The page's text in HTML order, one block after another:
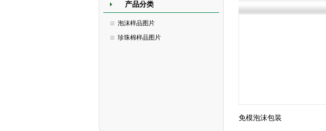
产品分类
泡沫样品图片
珍珠棉样品图片
免模泡沫包装